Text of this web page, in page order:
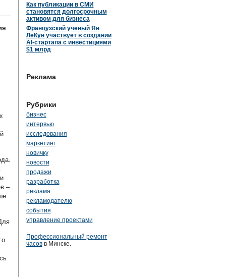
–
Как публикации в СМИ
становятся долгосрочным
активом для бизнеса
Французский ученый Ян
ЛеКун участвует в создании
AI-стартапа с инвестициями
$1 млрд
Реклама
Рубрики
бизнес
интервью
исследования
маркетинг
новичку
новости
продажи
разработка
реклама
рекламодателю
события
управление проектами
Профессиональный ремонт
часовв Минске.